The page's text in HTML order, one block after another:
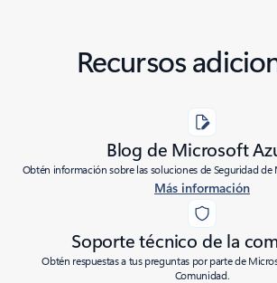
Recursos
Blog de Microsoft
Obtén información sobre las soluciones de Seguridad de
Más información
Soporte técnico de la
Obtén respuestas a tus preguntas por parte de
Comunidad.